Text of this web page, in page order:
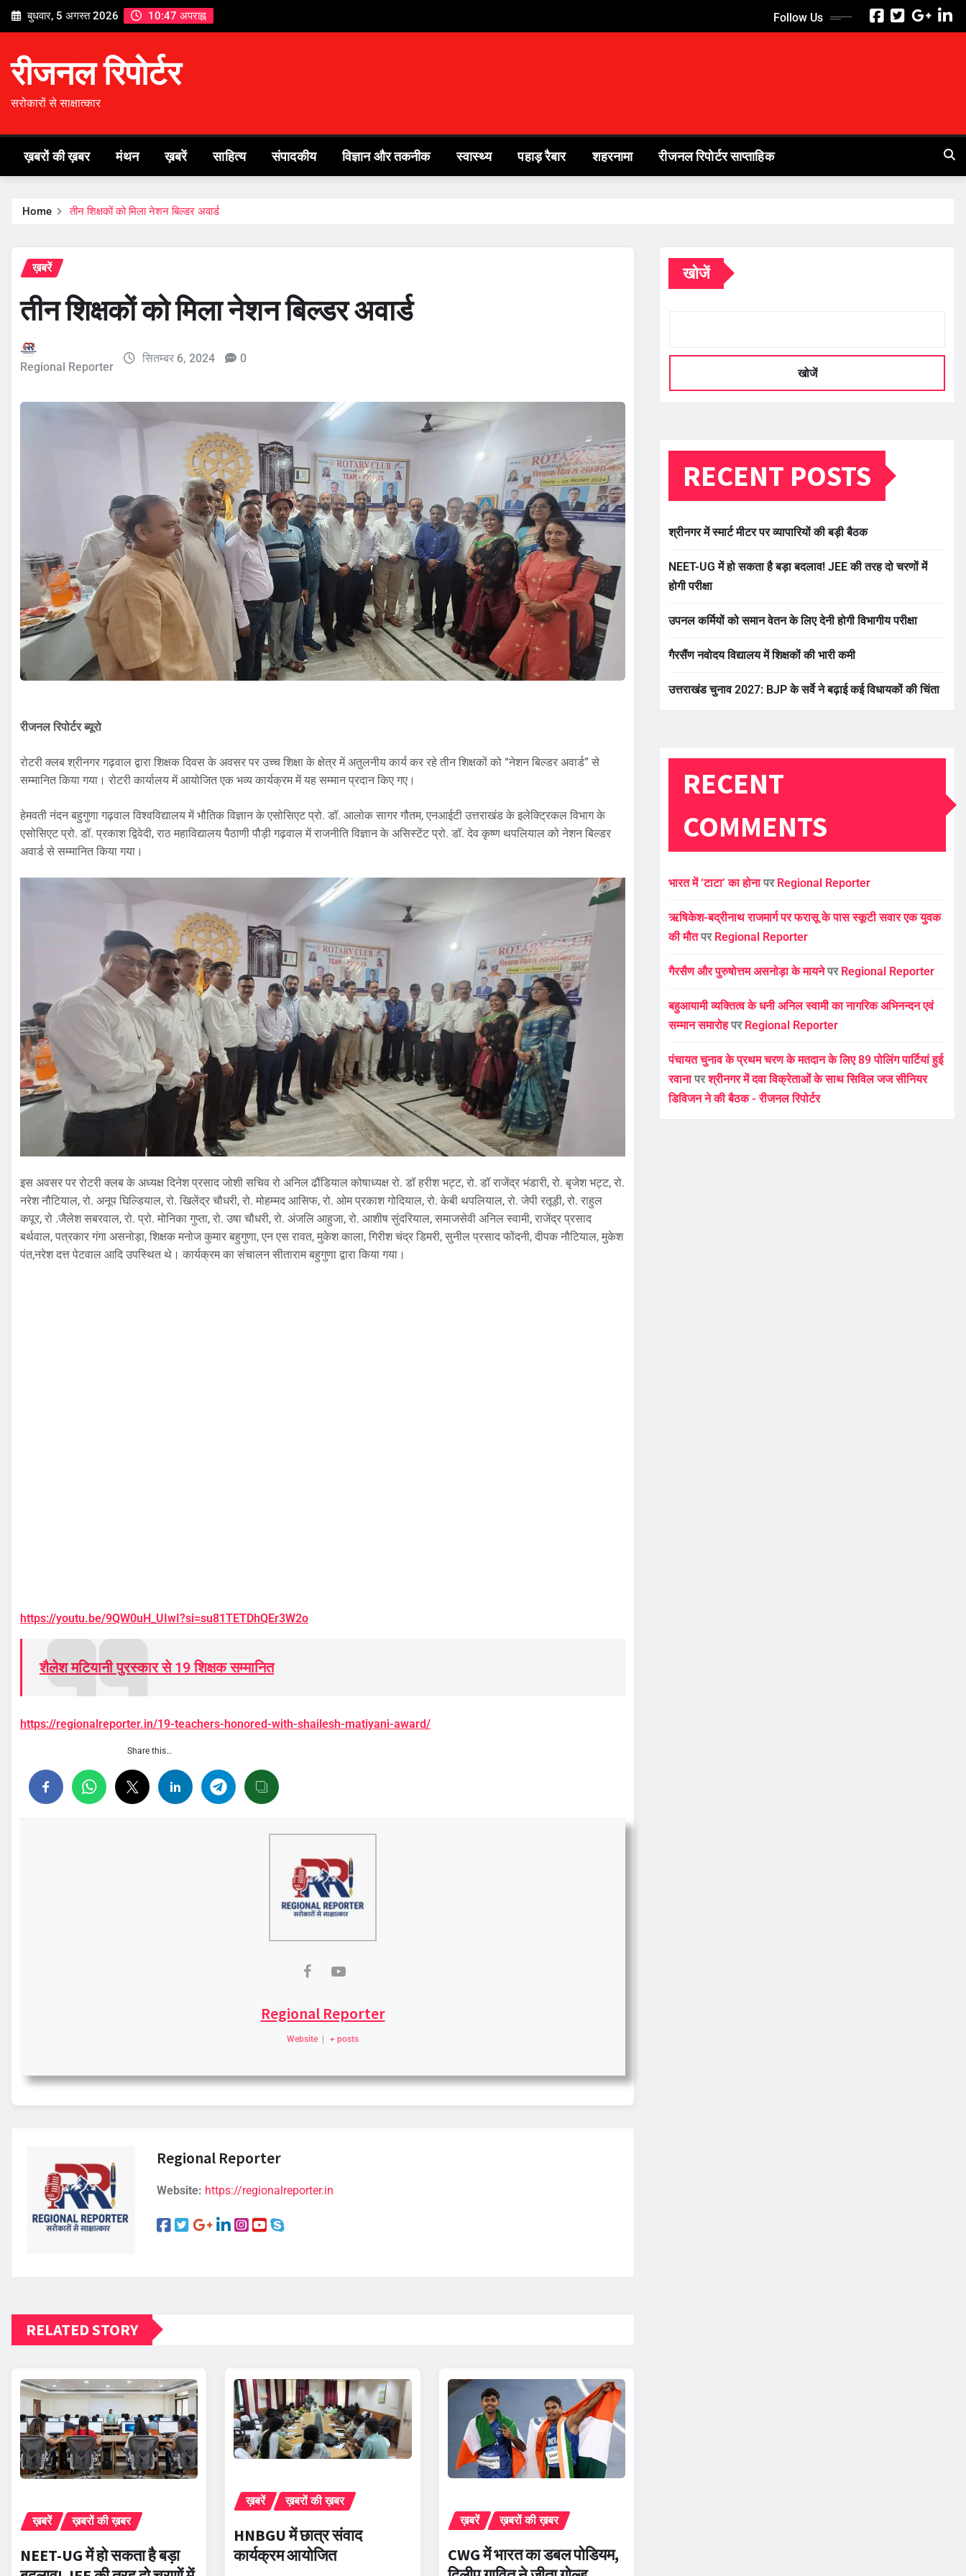
Skip
बुधवार, 5 अगस्त 2026 10:47 अपराह्न Follow Us
रीजनल रिपोर्टर
सरोकारों से साक्षात्कार
ख़बरों की ख़बर मंथन ख़बरें साहित्य संपादकीय विज्ञान और तकनीक स्वास्थ्य पहाड़ रैबार शहरनामा रीजनल रिपोर्टर साप्ताहिक
Home तीन शिक्षकों को मिला नेशन बिल्डर अवार्ड
ख़बरें
तीन शिक्षकों को मिला नेशन बिल्डर अवार्ड
Regional Reporter
सितम्बर 6, 2024 0
रीजनल रिपोर्टर ब्यूरो
रोटरी क्लब श्रीनगर गढ़वाल द्वारा शिक्षक दिवस के अवसर पर उच्च शिक्षा के क्षेत्र में अतुलनीय कार्य कर रहे तीन शिक्षकों को “नेशन बिल्डर अवार्ड” से
सम्मानित किया गया। रोटरी कार्यालय में आयोजित एक भव्य कार्यक्रम में यह सम्मान प्रदान किए गए।
हेमवती नंदन बहुगुणा गढ़वाल विश्वविद्यालय में भौतिक विज्ञान के एसोसिएट प्रो. डॉ. आलोक सागर गौतम, एनआईटी उत्तराखंड के इलेक्ट्रिकल विभाग के
एसोसिएट प्रो. डॉ. प्रकाश द्विवेदी, राठ महाविद्यालय पैठाणी पौड़ी गढ़वाल में राजनीति विज्ञान के असिस्टेंट प्रो. डॉ. देव कृष्ण थपलियाल को नेशन बिल्डर
अवार्ड से सम्मानित किया गया।
इस अवसर पर रोटरी क्लब के अध्यक्ष दिनेश प्रसाद जोशी सचिव रो अनिल ढौंडियाल कोषाध्यक्ष रो. डॉ हरीश भट्ट, रो. डॉ राजेंद्र भंडारी, रो. बृजेश भट्ट, रो.
नरेश नौटियाल, रो. अनूप घिल्डियाल, रो. खिलेंद्र चौधरी, रो. मोहम्मद आसिफ, रो. ओम प्रकाश गोदियाल, रो. केबी थपलियाल, रो. जेपी रतूड़ी, रो. राहुल
कपूर, रो .जैलेश सबरवाल, रो. प्रो. मोनिका गुप्ता, रो. उषा चौधरी, रो. अंजलि आहुजा, रो. आशीष सुंदरियाल, समाजसेवी अनिल स्वामी, राजेंद्र प्रसाद
बर्थवाल, पत्रकार गंगा असनोड़ा, शिक्षक मनोज कुमार बहुगुणा, एन एस रावत, मुकेश काला, गिरीश चंद्र डिमरी, सुनील प्रसाद फोंदनी, दीपक नौटियाल, मुकेश
पंत,नरेश दत्त पेटवाल आदि उपस्थित थे। कार्यक्रम का संचालन सीताराम बहुगुणा द्वारा किया गया।
https://youtu.be/9QW0uH_UIwI?si=su81TETDhQEr3W2o
शैलेश मटियानी पुरस्कार से 19 शिक्षक सम्‍मानित
https://regionalreporter.in/19-teachers-honored-with-shailesh-matiyani-award/
Share this…
Regional Reporter
Website | + posts
Regional Reporter
Website: https://regionalreporter.in
RELATED STORY
ख़बरें ख़बरों की ख़बर
NEET-UG में हो सकता है बड़ा
ख़बरें ख़बरों की ख़बर
HNBGU में छात्र संवाद
कार्यक्रम आयोजित
ख़बरें ख़बरों की ख़बर
CWG में भारत का डबल पोडियम,
खोजें
खोजें
RECENT POSTS
श्रीनगर में स्मार्ट मीटर पर व्यापारियों की बड़ी बैठक
NEET-UG में हो सकता है बड़ा बदलाव! JEE की तरह दो चरणों में
होगी परीक्षा
उपनल कर्मियों को समान वेतन के लिए देनी होगी विभागीय परीक्षा
गैरसैंण नवोदय विद्यालय में शिक्षकों की भारी कमी
उत्तराखंड चुनाव 2027: BJP के सर्वे ने बढ़ाई कई विधायकों की चिंता
RECENT
COMMENTS
भारत में ‘टाटा’ का होनापर Regional Reporter
ऋषिकेश-बद्रीनाथ राजमार्ग पर फरासू के पास स्कूटी सवार एक युवक
की मौतपर Regional Reporter
गैरसैण और पुरुषोत्तम असनोड़ा के मायनेपर Regional Reporter
बहुआयामी व्यक्तित्व के धनी अनिल स्वामी का नागरिक अभिनन्दन एवं
सम्मान समारोहपर Regional Reporter
पंचायत चुनाव के प्रथम चरण के मतदान के लिए 89 पोलिंग पार्टियां हुई
रवानापरश्रीनगर में दवा विक्रेताओं के साथ सिविल जज सीनियर
डिविजन ने की बैठक - रीजनल रिपोर्टर